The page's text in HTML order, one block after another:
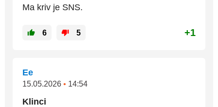
Ma kriv je SNS.
6 5 +1
Ee
15.05.2026 • 14:54
Klinci